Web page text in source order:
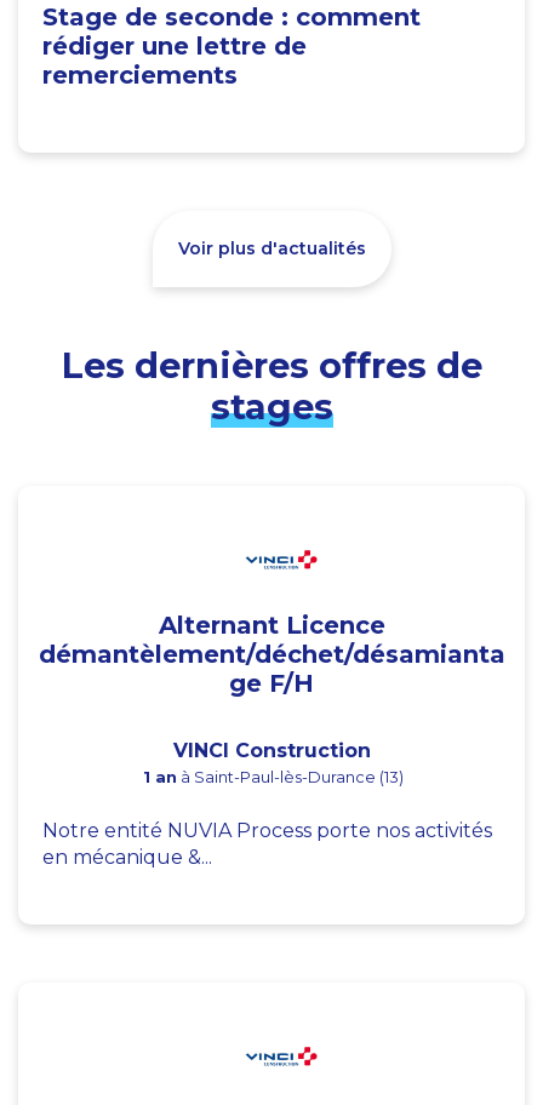
Stage de seconde : comment
rédiger une lettre de
remerciements
Voir plus d'actualités
Les dernières offres de
stages
Alternant Licence
démantèlement/déchet/désamianta
ge F/H
VINCI Construction
1 an à Saint-Paul-lès-Durance (13)
Notre entité NUVIA Process porte nos activités
en mécanique &...